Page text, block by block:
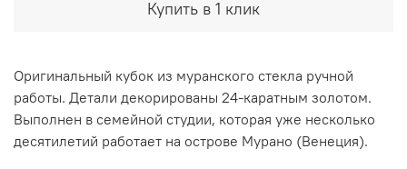
Купить в 1 клик
Оригинальный кубок из муранского стекла ручной
работы. Детали декорированы 24-каратным золотом.
Выполнен в семейной студии, которая уже несколько
десятилетий работает на острове Мурано (Венеция).